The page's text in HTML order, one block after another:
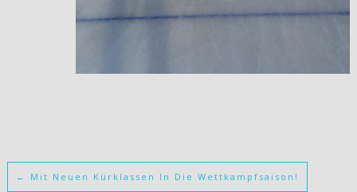
← Mit Neuen Kürklassen In Die Wettkampfsaison!